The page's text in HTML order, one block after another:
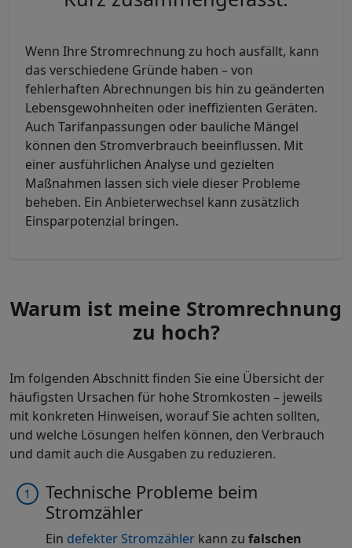
Wenn Ihre Stromrechnung zu hoch ausfällt, kann
das verschiedene Gründe haben – von
fehlerhaften Abrechnungen bis hin zu geänderten
Lebensgewohnheiten oder ineffizienten Geräten.
Auch Tarifanpassungen oder bauliche Mängel
können den Stromverbrauch beeinflussen. Mit
einer ausführlichen Analyse und gezielten
Maßnahmen lassen sich viele dieser Probleme
beheben. Ein Anbieterwechsel kann zusätzlich
Einsparpotenzial bringen.
Warum ist meine Stromrechnung
zu hoch?
Im folgenden Abschnitt finden Sie eine Übersicht der
häufigsten Ursachen für hohe Stromkosten – jeweils
mit konkreten Hinweisen, worauf Sie achten sollten,
und welche Lösungen helfen können, den Verbrauch
und damit auch die Ausgaben zu reduzieren.
Technische Probleme beim
Stromzähler
Ein defekter Stromzähler kann zu falschen